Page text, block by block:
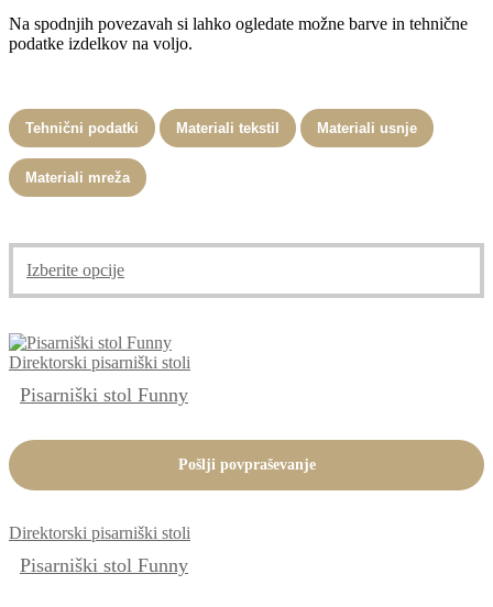
Na spodnjih povezavah si lahko ogledate možne barve in tehnične
podatke izdelkov na voljo.
Tehnični podatki Materiali tekstil Materiali usnje
Materiali mreža
Izberite opcije
Direktorski pisarniški stoli
Pisarniški stol Funny
Pošlji povpraševanje
Direktorski pisarniški stoli
Pisarniški stol Funny